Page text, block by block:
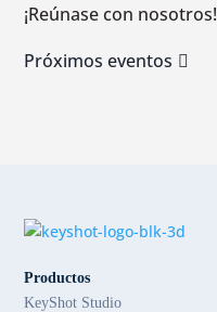
¡Reúnase con nosotros!
Próximos eventos
Productos
KeyShot Studio